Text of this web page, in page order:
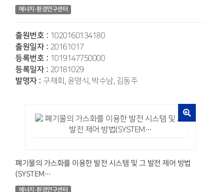
에너지·환경연구센터
출원번호 : 1020160134180
출원일자 : 20161017
등록번호 : 1019147750000
등록일자 : 20181029
발명자 : 구재회, 윤영식, 박수남, 김동주
폐기물의 가스화를 이용한 발전 시스템 및 그 발전 제어 방법
(SYSTEM…
에너지·환경연구센터